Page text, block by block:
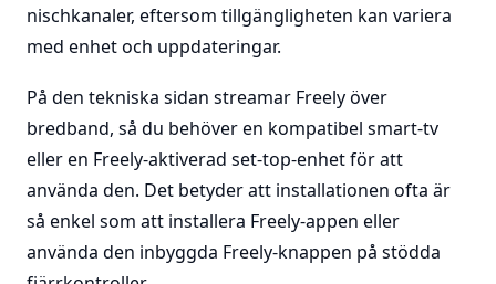
nischkanaler, eftersom tillgängligheten kan variera
med enhet och uppdateringar.
På den tekniska sidan streamar Freely över
bredband, så du behöver en kompatibel smart-tv
eller en Freely-aktiverad set-top-enhet för att
använda den. Det betyder att installationen ofta är
så enkel som att installera Freely-appen eller
använda den inbyggda Freely-knappen på stödda